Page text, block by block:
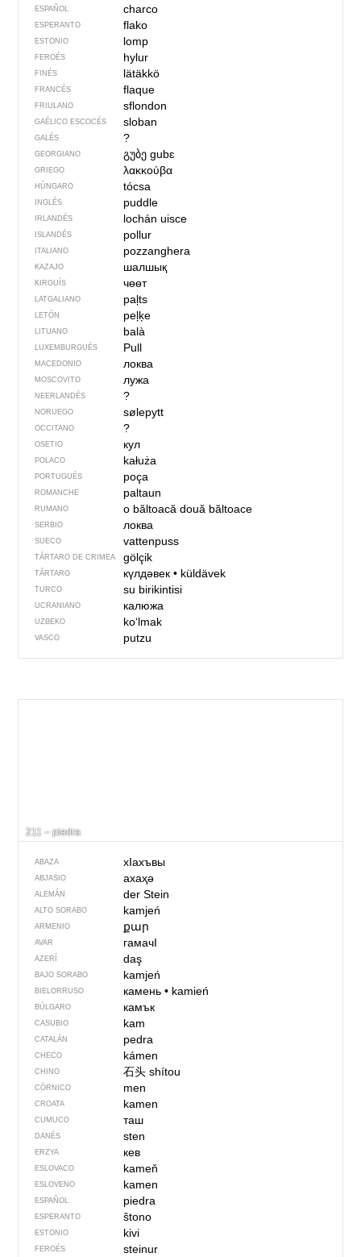
ESPAÑOL charco
ESPERANTO flako
ESTONIO lomp
FEROÉS hylur
FINÉS lätäkkö
FRANCÉS flaque
FRIULANO sflondon
GAÉLICO ESCOCÉS sloban
GALÉS ?
GEORGIANO გუბეgubɛ
GRIEGO λακκούβα
HÚNGARO tócsa
INGLÉS puddle
IRLANDÉS lochán uisce
ISLANDÉS pollur
ITALIANO pozzanghera
KAZAJO шалшық
KIRGUÍS чөөт
LATGALIANO paļts
LETÓN peļķe
LITUANO balà
LUXEMBURGUÉS Pull
MACEDONIO локва
MOSCOVITO лужа
NEERLANDÉS ?
NORUEGO sølepytt
OCCITANO ?
OSETIO кул
POLACO kałuża
PORTUGUÉS poça
ROMANCHE paltaun
RUMANO o băltoacădouă băltoace
SERBIO локва
SUECO vattenpuss
TÁRTARO DE CRIMEA gölçik
TÁRTARO күлдәвек• küldävek
TURCO su birikintisi
UCRANIANO калюжа
UZBEKO koʻlmak
VASCO putzu
211 – piedra
ABAZA хIахъвы
ABJASIO ахаҳә
ALEMÁN der Stein
ALTO SORABO kamjeń
ARMENIO քար
AVAR гамачI
AZERÍ daş
BAJO SORABO kamjeń
BIELORRUSO камень• kamień
BÚLGARO камък
CASUBIO kam
CATALÁN pedra
CHECO kámen
CHINO 石头shítou
CÓRNICO men
CROATA kamen
CUMUCO таш
DANÉS sten
ERZYA кев
ESLOVACO kameň
ESLOVENO kamen
ESPAÑOL piedra
ESPERANTO ŝtono
ESTONIO kivi
FEROÉS steinur